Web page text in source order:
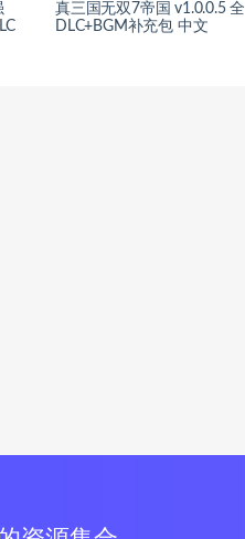
真三国无双7帝国 v1.0.0.5 全
DLC+BGM补充包 中文